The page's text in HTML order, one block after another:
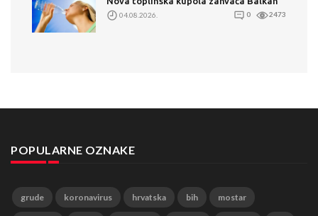
04.08.2026. 0 2473
POPULARNE OZNAKE
grude koronavirus hrvatska bih mostar